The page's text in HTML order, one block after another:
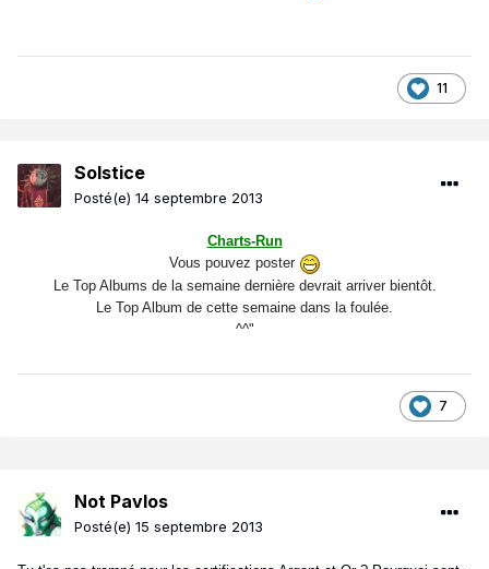
11
Solstice
Posté(e) 14 septembre 2013
Charts-Run
Vous pouvez poster
Le Top Albums de la semaine dernière devrait arriver bientôt.
Le Top Album de cette semaine dans la foulée.
^^"
7
Not Pavlos
Posté(e) 15 septembre 2013